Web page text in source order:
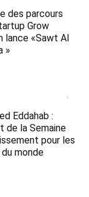
des parcours
Grow
lance «Sawt Al
»
Eddahab :
de la Semaine
pour les
monde